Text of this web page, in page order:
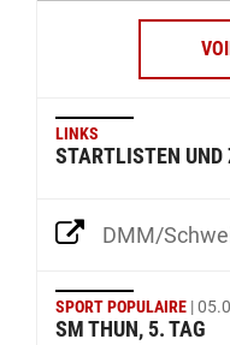
LINKS
STARTLISTEN
DMM/
SPORT POPULAIRE |
SM THUN, 5. TAG